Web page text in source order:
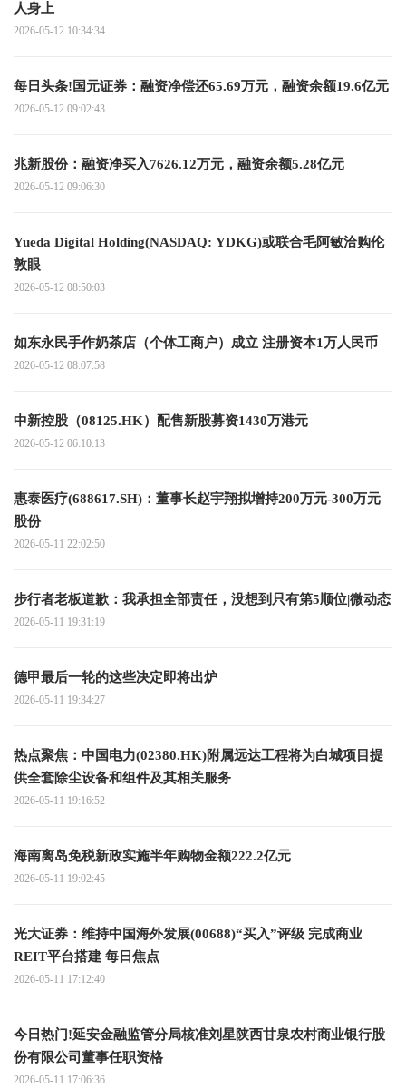
人身上
2026-05-12 10:34:34
每日头条!国元证券：融资净偿还65.69万元，融资余额19.6亿元
2026-05-12 09:02:43
兆新股份：融资净买入7626.12万元，融资余额5.28亿元
2026-05-12 09:06:30
Yueda Digital Holding(NASDAQ: YDKG)或联合毛阿敏洽购伦
敦眼
2026-05-12 08:50:03
如东永民手作奶茶店（个体工商户）成立 注册资本1万人民币
2026-05-12 08:07:58
中新控股（08125.HK）配售新股募资1430万港元
2026-05-12 06:10:13
惠泰医疗(688617.SH)：董事长赵宇翔拟增持200万元-300万元
股份
2026-05-11 22:02:50
步行者老板道歉：我承担全部责任，没想到只有第5顺位|微动态
2026-05-11 19:31:19
德甲最后一轮的这些决定即将出炉
2026-05-11 19:34:27
热点聚焦：中国电力(02380.HK)附属远达工程将为白城项目提
供全套除尘设备和组件及其相关服务
2026-05-11 19:16:52
海南离岛免税新政实施半年购物金额222.2亿元
2026-05-11 19:02:45
光大证券：维持中国海外发展(00688)“买入”评级 完成商业
REIT平台搭建 每日焦点
2026-05-11 17:12:40
今日热门!延安金融监管分局核准刘星陕西甘泉农村商业银行股
份有限公司董事任职资格
2026-05-11 17:06:36